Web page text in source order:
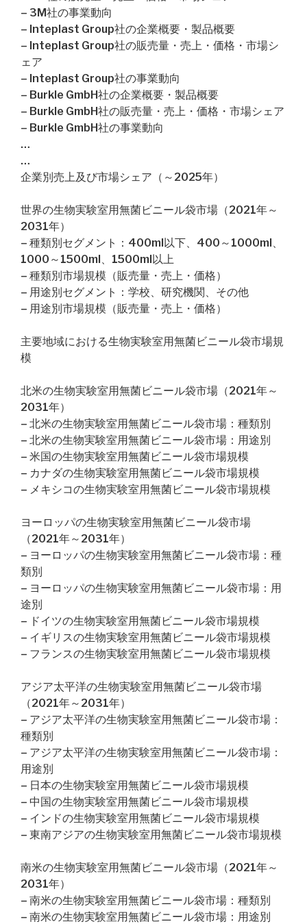
– 3M社の事業動向
– Inteplast Group社の企業概要・製品概要
– Inteplast Group社の販売量・売上・価格・市場シ
ェア
– Inteplast Group社の事業動向
– Burkle GmbH社の企業概要・製品概要
– Burkle GmbH社の販売量・売上・価格・市場シェア
– Burkle GmbH社の事業動向
…
…
企業別売上及び市場シェア（～2025年）
世界の生物実験室用無菌ビニール袋市場（2021年～
2031年）
– 種類別セグメント：400ml以下、400～1000ml、
1000～1500ml、1500ml以上
– 種類別市場規模（販売量・売上・価格）
– 用途別セグメント：学校、研究機関、その他
– 用途別市場規模（販売量・売上・価格）
主要地域における生物実験室用無菌ビニール袋市場規
模
北米の生物実験室用無菌ビニール袋市場（2021年～
2031年）
– 北米の生物実験室用無菌ビニール袋市場：種類別
– 北米の生物実験室用無菌ビニール袋市場：用途別
– 米国の生物実験室用無菌ビニール袋市場規模
– カナダの生物実験室用無菌ビニール袋市場規模
– メキシコの生物実験室用無菌ビニール袋市場規模
ヨーロッパの生物実験室用無菌ビニール袋市場
（2021年～2031年）
– ヨーロッパの生物実験室用無菌ビニール袋市場：種
類別
– ヨーロッパの生物実験室用無菌ビニール袋市場：用
途別
– ドイツの生物実験室用無菌ビニール袋市場規模
– イギリスの生物実験室用無菌ビニール袋市場規模
– フランスの生物実験室用無菌ビニール袋市場規模
アジア太平洋の生物実験室用無菌ビニール袋市場
（2021年～2031年）
– アジア太平洋の生物実験室用無菌ビニール袋市場：
種類別
– アジア太平洋の生物実験室用無菌ビニール袋市場：
用途別
– 日本の生物実験室用無菌ビニール袋市場規模
– 中国の生物実験室用無菌ビニール袋市場規模
– インドの生物実験室用無菌ビニール袋市場規模
– 東南アジアの生物実験室用無菌ビニール袋市場規模
南米の生物実験室用無菌ビニール袋市場（2021年～
2031年）
– 南米の生物実験室用無菌ビニール袋市場：種類別
– 南米の生物実験室用無菌ビニール袋市場：用途別